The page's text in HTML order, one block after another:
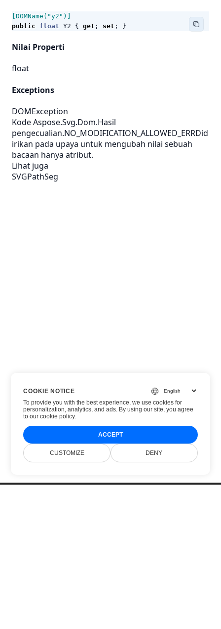
[DOMName("y2")]
public
float Y2 { get ; set ; }
Nilai Properti
float
Exceptions
DOMException
Kode Aspose.Svg.Dom.Hasil
pengecualian.NO_MODIFICATION_ALLOWED_ERRDid
irikan pada upaya untuk mengubah nilai sebuah
bacaan hanya atribut.
Lihat juga
SVGPathSeg
COOKIE NOTICE
To provide you with the best experience, we use cookies for
personalization, analytics, and ads. By using our site, you agree
toour cookie policy.
ACCEPT
CUSTOMIZE DENY